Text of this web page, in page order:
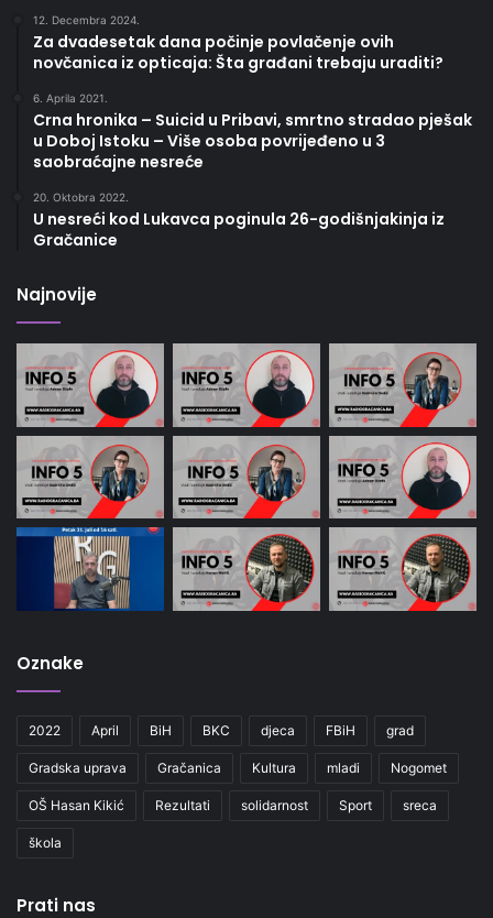
12. Decembra 2024.
Za dvadesetak dana počinje povlačenje ovih
novčanica iz opticaja: Šta građani trebaju uraditi?
6. Aprila 2021.
Crna hronika – Suicid u Pribavi, smrtno stradao pješak
u Doboj Istoku – Više osoba povrijeđeno u 3
saobraćajne nesreće
20. Oktobra 2022.
U nesreći kod Lukavca poginula 26-godišnjakinja iz
Gračanice
Najnovije
Oznake
2022 April BiH BKC djeca FBiH grad
Gradska uprava Gračanica Kultura mladi Nogomet
OŠ Hasan Kikić Rezultati solidarnost Sport sreca
škola
Prati nas